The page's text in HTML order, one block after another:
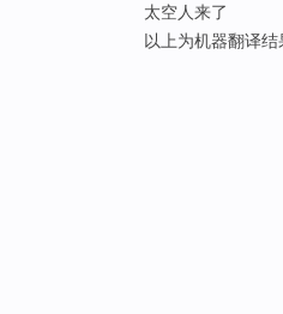
太空人来了
以上为机器翻译